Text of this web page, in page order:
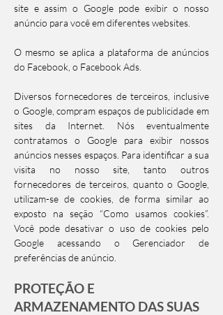
site e assim o Google pode exibir o nosso
anúncio para você em diferentes websites.
O mesmo se aplica a plataforma de anúncios
do Facebook, o Facebook Ads.
Diversos fornecedores de terceiros, inclusive
o Google, compram espaços de publicidade em
sites da Internet. Nós eventualmente
contratamos o Google para exibir nossos
anúncios nesses espaços. Para identificar a sua
visita no nosso site, tanto outros
fornecedores de terceiros, quanto o Google,
utilizam-se de cookies, de forma similar ao
exposto na seção “Como usamos cookies”.
Você pode desativar o uso de cookies pelo
Google acessando o Gerenciador de
preferências de anúncio.
PROTEÇÃO E
ARMAZENAMENTO DAS SUAS